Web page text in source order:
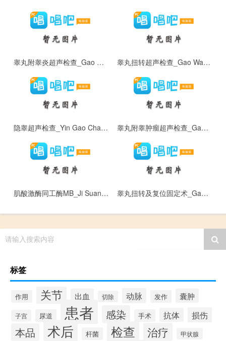
睾丸附睾炎超声检查_Gao Wan Fu Gao Yan Chao Sheng Jian Cha 睾丸扭转超声检查_Gao Wan Niu Zhuan Chao Sheng Jian Cha
隐睾超声检查_Yin Gao Chao Sheng Jian Cha 睾丸附睾肿瘤超声检查_Gao Wan Fu Gao Zhong Liu Chao Sheng Jian Cha
肌酸激酶同工酶MB_Ji Suan Ji Mei Tong Gong Mei M B 睾丸扭转及复位固定术_Gao Wan Niu Zhuan Ji Fu Wei Gu Ding Shu
请输入搜索内容
标签
作用 关节 出血 切除 动脉 发作 囊肿
子宫 尿道 患者 感染 手术 抗体 损伤
本品 术后 杆菌 检查 治疗 甲状腺